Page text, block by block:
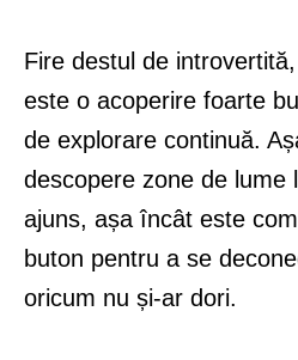
Fire destul de
este o acoperire foarte
de explorare continuă.
descopere zone de lume
ajuns, așa încât este
buton pentru a se
oricum nu și-ar dori.